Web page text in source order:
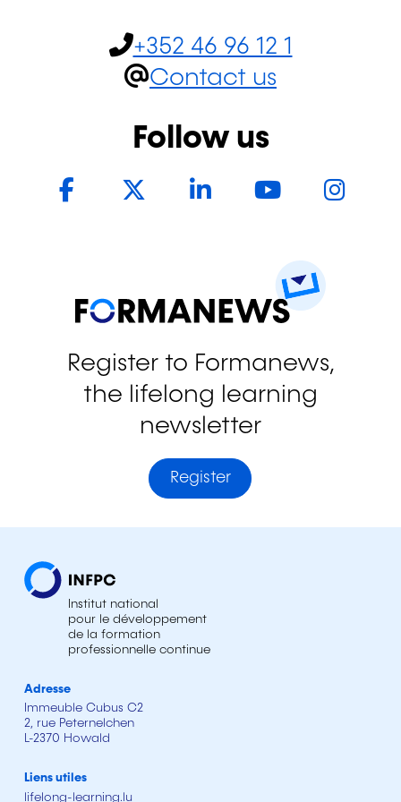
+352 46 96 12 1
Contact us
Follow us
FacebookTwitter LinkedInYouTube
Register to Formanews,
the lifelong learning
newsletter
Register
Institut national
pour le développement
de la formation
professionnelle continue
Adresse
Immeuble Cubus C2
2, rue Peternelchen
L-2370 Howald
Liens utiles
lifelong-learning.lu